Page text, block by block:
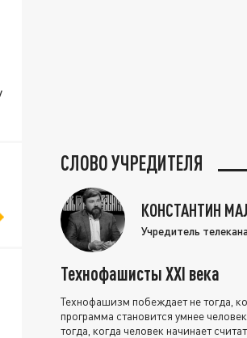
СЛОВО УЧРЕДИТЕЛЯ
КОНСТАНТИН
Учредитель
Технофашисты XXI века
Технофашизм побеждает не тогда,
программа становится умнее
тогда, когда человек начинает